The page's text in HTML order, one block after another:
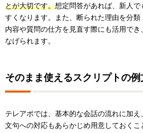
とが大切です。想定問答があれば、新人
すくなります。また、断られた理由を分
内容や質問の仕方を見直す際にも活用で
なげられます。
そのまま使えるスクリプトの例
テレアポでは、基本的な会話の流れに加え
文句への対応もあらかじめ用意しておくこ